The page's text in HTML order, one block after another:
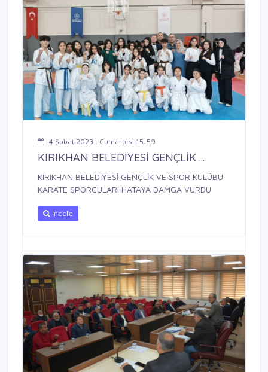
4 Şubat 2023 , Cumartesi 15:59
KIRIKHAN BELEDİYESİ GENÇLİK ...
KIRIKHAN BELEDİYESİ GENÇLİK VE SPOR KULÜBÜ
KARATE SPORCULARI HATAYA DAMGA VURDU
İncele